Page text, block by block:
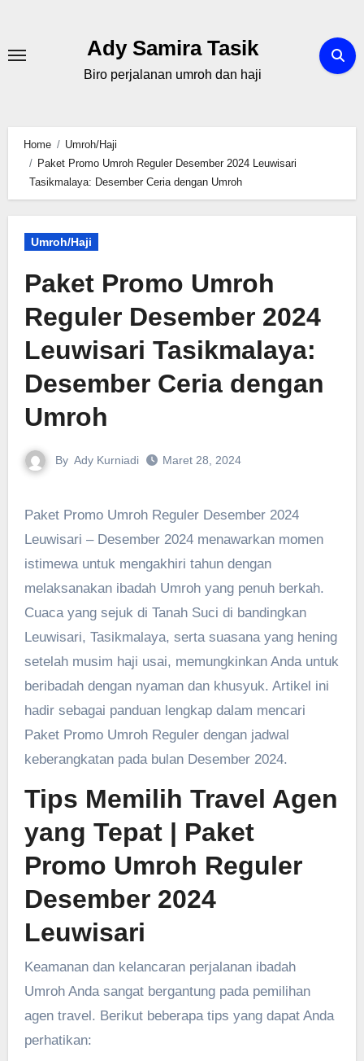
content
Ady Samira Tasik
Biro perjalanan umroh dan haji
Home
Umroh/Haji
Paket Promo Umroh Reguler Desember 2024 Leuwisari
Tasikmalaya: Desember Ceria dengan Umroh
Umroh/Haji
Paket Promo Umroh
Reguler Desember 2024
Leuwisari Tasikmalaya:
Desember Ceria dengan
Umroh
By Ady Kurniadi Maret 28, 2024
Paket Promo Umroh Reguler Desember 2024
Leuwisari – Desember 2024 menawarkan momen
istimewa untuk mengakhiri tahun dengan
melaksanakan ibadah Umroh yang penuh berkah.
Cuaca yang sejuk di Tanah Suci di bandingkan
Leuwisari, Tasikmalaya, serta suasana yang hening
setelah musim haji usai, memungkinkan Anda untuk
beribadah dengan nyaman dan khusyuk. Artikel ini
hadir sebagai panduan lengkap dalam mencari
Paket Promo Umroh Reguler dengan jadwal
keberangkatan pada bulan Desember 2024.
Tips Memilih Travel Agen
yang Tepat| Paket
Promo Umroh Reguler
Desember 2024
Leuwisari
Keamanan dan kelancaran perjalanan ibadah
Umroh Anda sangat bergantung pada pemilihan
agen travel. Berikut beberapa tips yang dapat Anda
perhatikan: